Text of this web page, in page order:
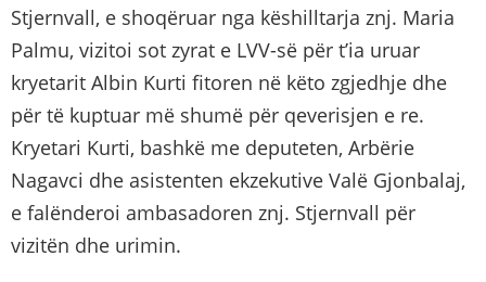
Stjernvall, e shoqëruar nga këshilltarja znj. Maria
Palmu, vizitoi sot zyrat e LVV-së për t’ia uruar
kryetarit Albin Kurti fitoren në këto zgjedhje dhe
për të kuptuar më shumë për qeverisjen e re.
Kryetari Kurti, bashkë me deputeten, Arbërie
Nagavci dhe asistenten ekzekutive Valë Gjonbalaj,
e falënderoi ambasadoren znj. Stjernvall për
vizitën dhe urimin.